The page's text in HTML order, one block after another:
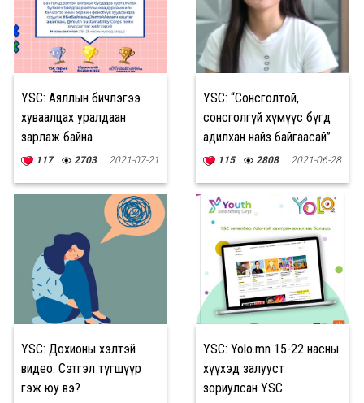
YSC: Аяллын бичлэгээ
хуваалцах уралдаан
зарлаж байна
117 2703 2021-07-21
YSC: “Сонсголтой,
сонсголгүй хүмүүс бүгд
адилхан найз байгаасай”
115 2808 2021-06-28
YSC: Дохионы хэлтэй
видео: Сэтгэл түгшүүр
гэж юу вэ?
YSC: Yolo.mn 15-22 насны
хүүхэд залууст
зориулсан YSC